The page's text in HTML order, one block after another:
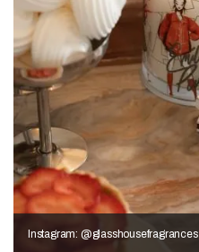
Instagram: @glasshousefragrances